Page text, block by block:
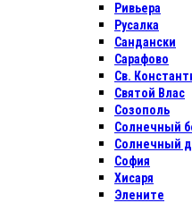
Ривьера
Русалка
Сандански
Сарафово
Св.
Святой Влас
Созополь
Солнечный
Солнечный
София
Хисаря
Элените